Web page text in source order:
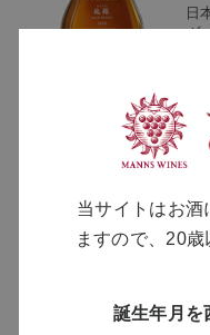
日
ヴ
ブ
当サイトはお酒
ますので、20
誕生年月を